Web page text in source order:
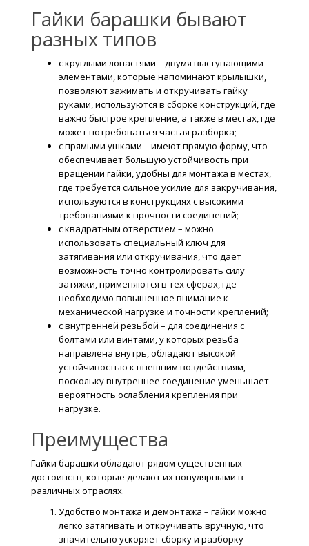
Гайки барашки бывают
разных типов
с круглыми лопастями – двумя выступающими
элементами, которые напоминают крылышки,
позволяют зажимать и откручивать гайку
руками, используются в сборке конструкций, где
важно быстрое крепление, а также в местах, где
может потребоваться частая разборка;
с прямыми ушками – имеют прямую форму, что
обеспечивает большую устойчивость при
вращении гайки, удобны для монтажа в местах,
где требуется сильное усилие для закручивания,
используются в конструкциях с высокими
требованиями к прочности соединений;
с квадратным отверстием – можно
использовать специальный ключ для
затягивания или откручивания, что дает
возможность точно контролировать силу
затяжки, применяются в тех сферах, где
необходимо повышенное внимание к
механической нагрузке и точности креплений;
с внутренней резьбой – для соединения с
болтами или винтами, у которых резьба
направлена внутрь, обладают высокой
устойчивостью к внешним воздействиям,
поскольку внутреннее соединение уменьшает
вероятность ослабления крепления при
нагрузке.
Преимущества
Гайки барашки обладают рядом существенных
достоинств, которые делают их популярными в
различных отраслях.
Удобство монтажа и демонтажа – гайки можно
легко затягивать и откручивать вручную, что
значительно ускоряет сборку и разборку